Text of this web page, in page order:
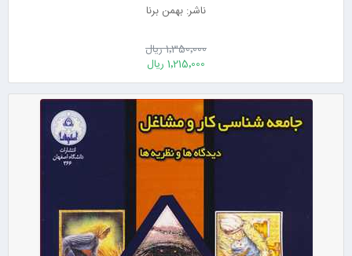
ناشر: بهمن برنا
1٬350٬000 ریال
1٬215٬000 ریال